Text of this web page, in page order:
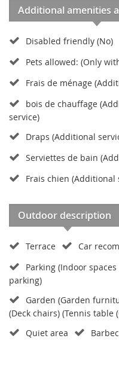
Additional amenities
Disabled friendly (No)
Pets allowed: (Only
Frais de ménage
bois de chauffage
service)
Draps (Additional
Serviettes de bain
Frais chien (Additional
Outdoor description
Terrace
Car
Parking (Indoor
parking)
Garden (Garden
(Deck chairs) (Tennis table
Quiet area